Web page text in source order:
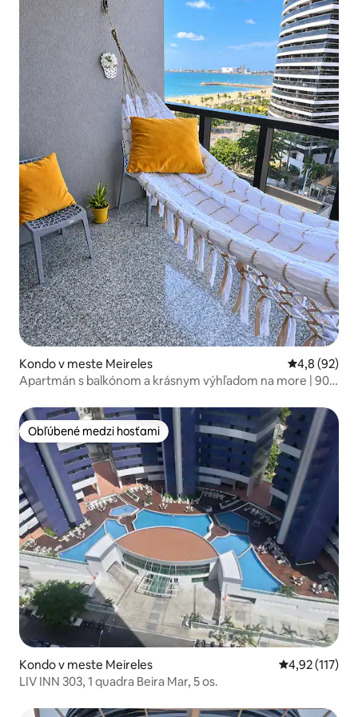
Kondo v meste Meireles Priemerné
4,8 (92)
Apartmán s balkónom a krásnym výhľadom na more | 90
Obľúbené medzi hosťami
Obľúbené medzi hosťami
Kondo v meste Meireles Priemerné
4,92 (117)
LIV INN 303, 1 quadra Beira Mar, 5 os.